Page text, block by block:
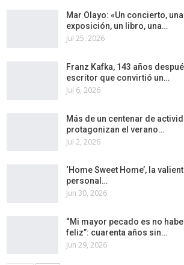
Mar Olayo: «Un concierto, una
exposición, un libro, una…
Jul 25, 2026
Franz Kafka, 143 años
escritor que convirtió un…
Jul 6, 2026
Más de un centenar de
protagonizan el verano…
Jul 2, 2026
‘Home Sweet Home’, la
personal…
Jun 30, 2026
“Mi mayor pecado es no
feliz”: cuarenta años sin…
Jun 29, 2026